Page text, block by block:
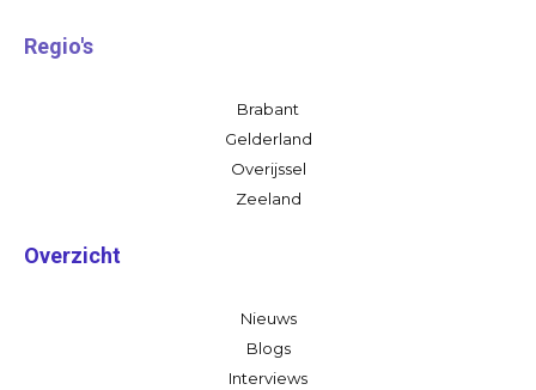
Regio's
Brabant
Gelderland
Overijssel
Zeeland
Overzicht
Nieuws
Blogs
Interviews